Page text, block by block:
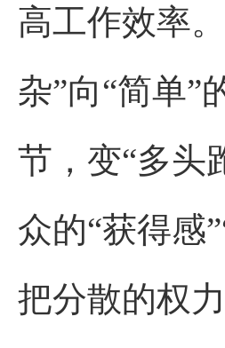
高工作效率
杂”向“简单”
节，变“多头
众的“获得感
把分散的权